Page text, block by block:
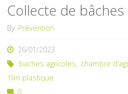
faire
semis
Collecte de
By Prévention
26/01/2023
baches agricoles, chambre
film plastique
0